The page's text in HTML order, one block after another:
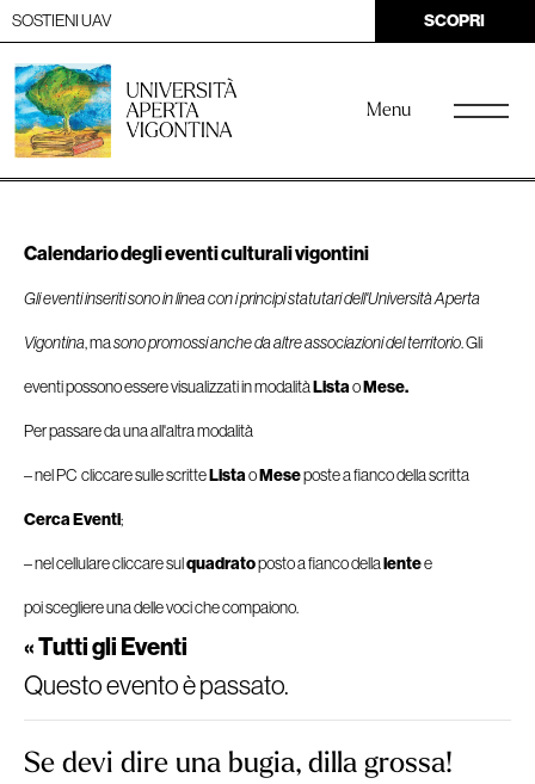
SOSTIENI UAV SCOPRI
Menu
Calendario degli eventi culturali vigontini
Gli eventi inseriti sono in linea con i principi statutari dell'Università Aperta
Vigontina, masono promossi anche da altre associazioni del territorio. Gli
eventi possono essere visualizzati in modalitàListaoMese.
Per passare da una all'altra modalità
– nel PC cliccare sulle scritteListaoMeseposte a fianco della scritta
Cerca Eventi;
– nel cellulare cliccare sulquadratoposto a fianco dellalentee
poi scegliere una delle voci che compaiono.
« Tutti gli Eventi
Questo evento è passato.
Se devi dire una bugia, dilla grossa!